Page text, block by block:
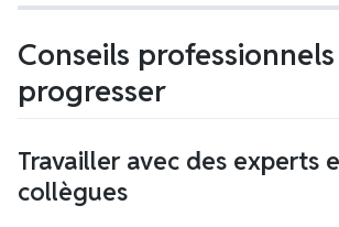
Conseils
progresser
Travailler avec des experts
collègues